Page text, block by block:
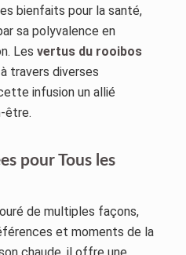
bienfaits pour la santé,
sa polyvalence en
Les vertus du rooibos
travers diverses
infusion un allié
être.
pour Tous les
de multiples façons,
et moments de la